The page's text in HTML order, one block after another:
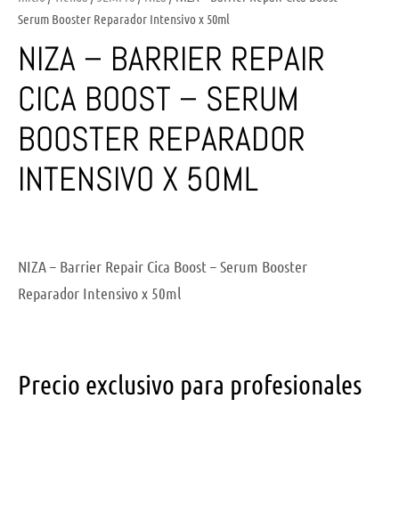
Serum Booster Reparador Intensivo x 50ml
NIZA – BARRIER REPAIR
CICA BOOST – SERUM
BOOSTER REPARADOR
INTENSIVO X 50ML
NIZA – Barrier Repair Cica Boost – Serum Booster
Reparador Intensivo x 50ml
Precio exclusivo para profesionales